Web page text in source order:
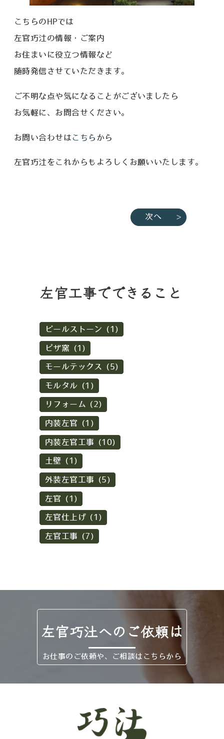
こちらのHPでは
左官巧汢の情報・ご案内
お住まいに役立つ情報など
随時発信させていただきます。
ご不明な点や気になることがございましたら
お気軽に、お問合せください。
お問い合わせはこちら から
左官巧汢をこれからもよろしくお願いいたします。
次へ
左官工事でできること
ビールストーン (1)
ピザ窯 (1)
モールテックス (5)
モルタル (1)
リフォーム (2)
内装左官 (1)
内装左官工事 (10)
土壁 (1)
外装左官工事 (5)
左官 (1)
左官仕上げ (1)
左官工事 (7)
左官巧汢へのご依頼は
お仕事のご依頼や、ご相談はこちらから